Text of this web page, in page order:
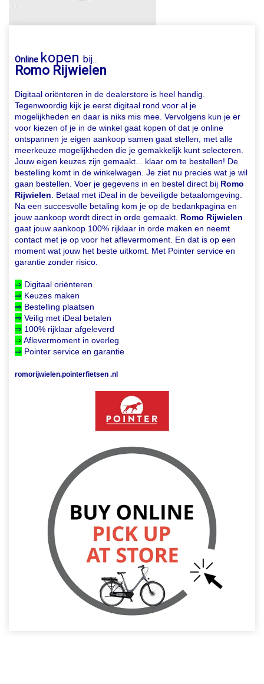
Online kopen bij...
Romo Rijwielen
Digitaal oriënteren in de dealerstore is heel handig.
Tegenwoordig kijk je eerst digitaal rond voor al je
mogelijkheden en daar is niks mis mee. Vervolgens kun je er
voor kiezen of je in de winkel gaat kopen of dat je online
ontspannen je eigen aankoop samen gaat stellen, met alle
meerkeuze mogelijkheden die je gemakkelijk kunt selecteren.
Jouw eigen keuzes zijn gemaakt... klaar om te bestellen! De
bestelling komt in de winkelwagen. Je ziet nu precies wat je wil
gaan bestellen. Voer je gegevens in en bestel direct bij Romo
Rijwielen . Betaal met iDeal in de beveiligde betaalomgeving.
Na een succesvolle betaling kom je op de bedankpagina en
jouw aankoop wordt direct in orde gemaakt. Romo Rijwielen
gaat jouw aankoop 100% rijklaar in orde maken en neemt
contact met je op voor het aflevermoment. En dat is op een
moment wat jouw het beste uitkomt. Met Pointer service en
garantie zonder risico.
⇒ Digitaal oriënteren
⇒ Keuzes maken
⇒ Bestelling plaatsen
⇒ Veilig met iDeal betalen
⇒ 100% rijklaar afgeleverd
⇒ Aflevermoment in overleg
⇒ Pointer service en garantie
romorijwielen.pointerfietsen .nl